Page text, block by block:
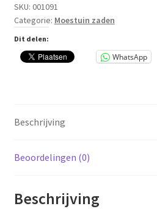
SKU: 001091
Categorie: Moestuin zaden
Dit delen:
WhatsApp
Beschrijving
Beoordelingen (0)
Beschrijving